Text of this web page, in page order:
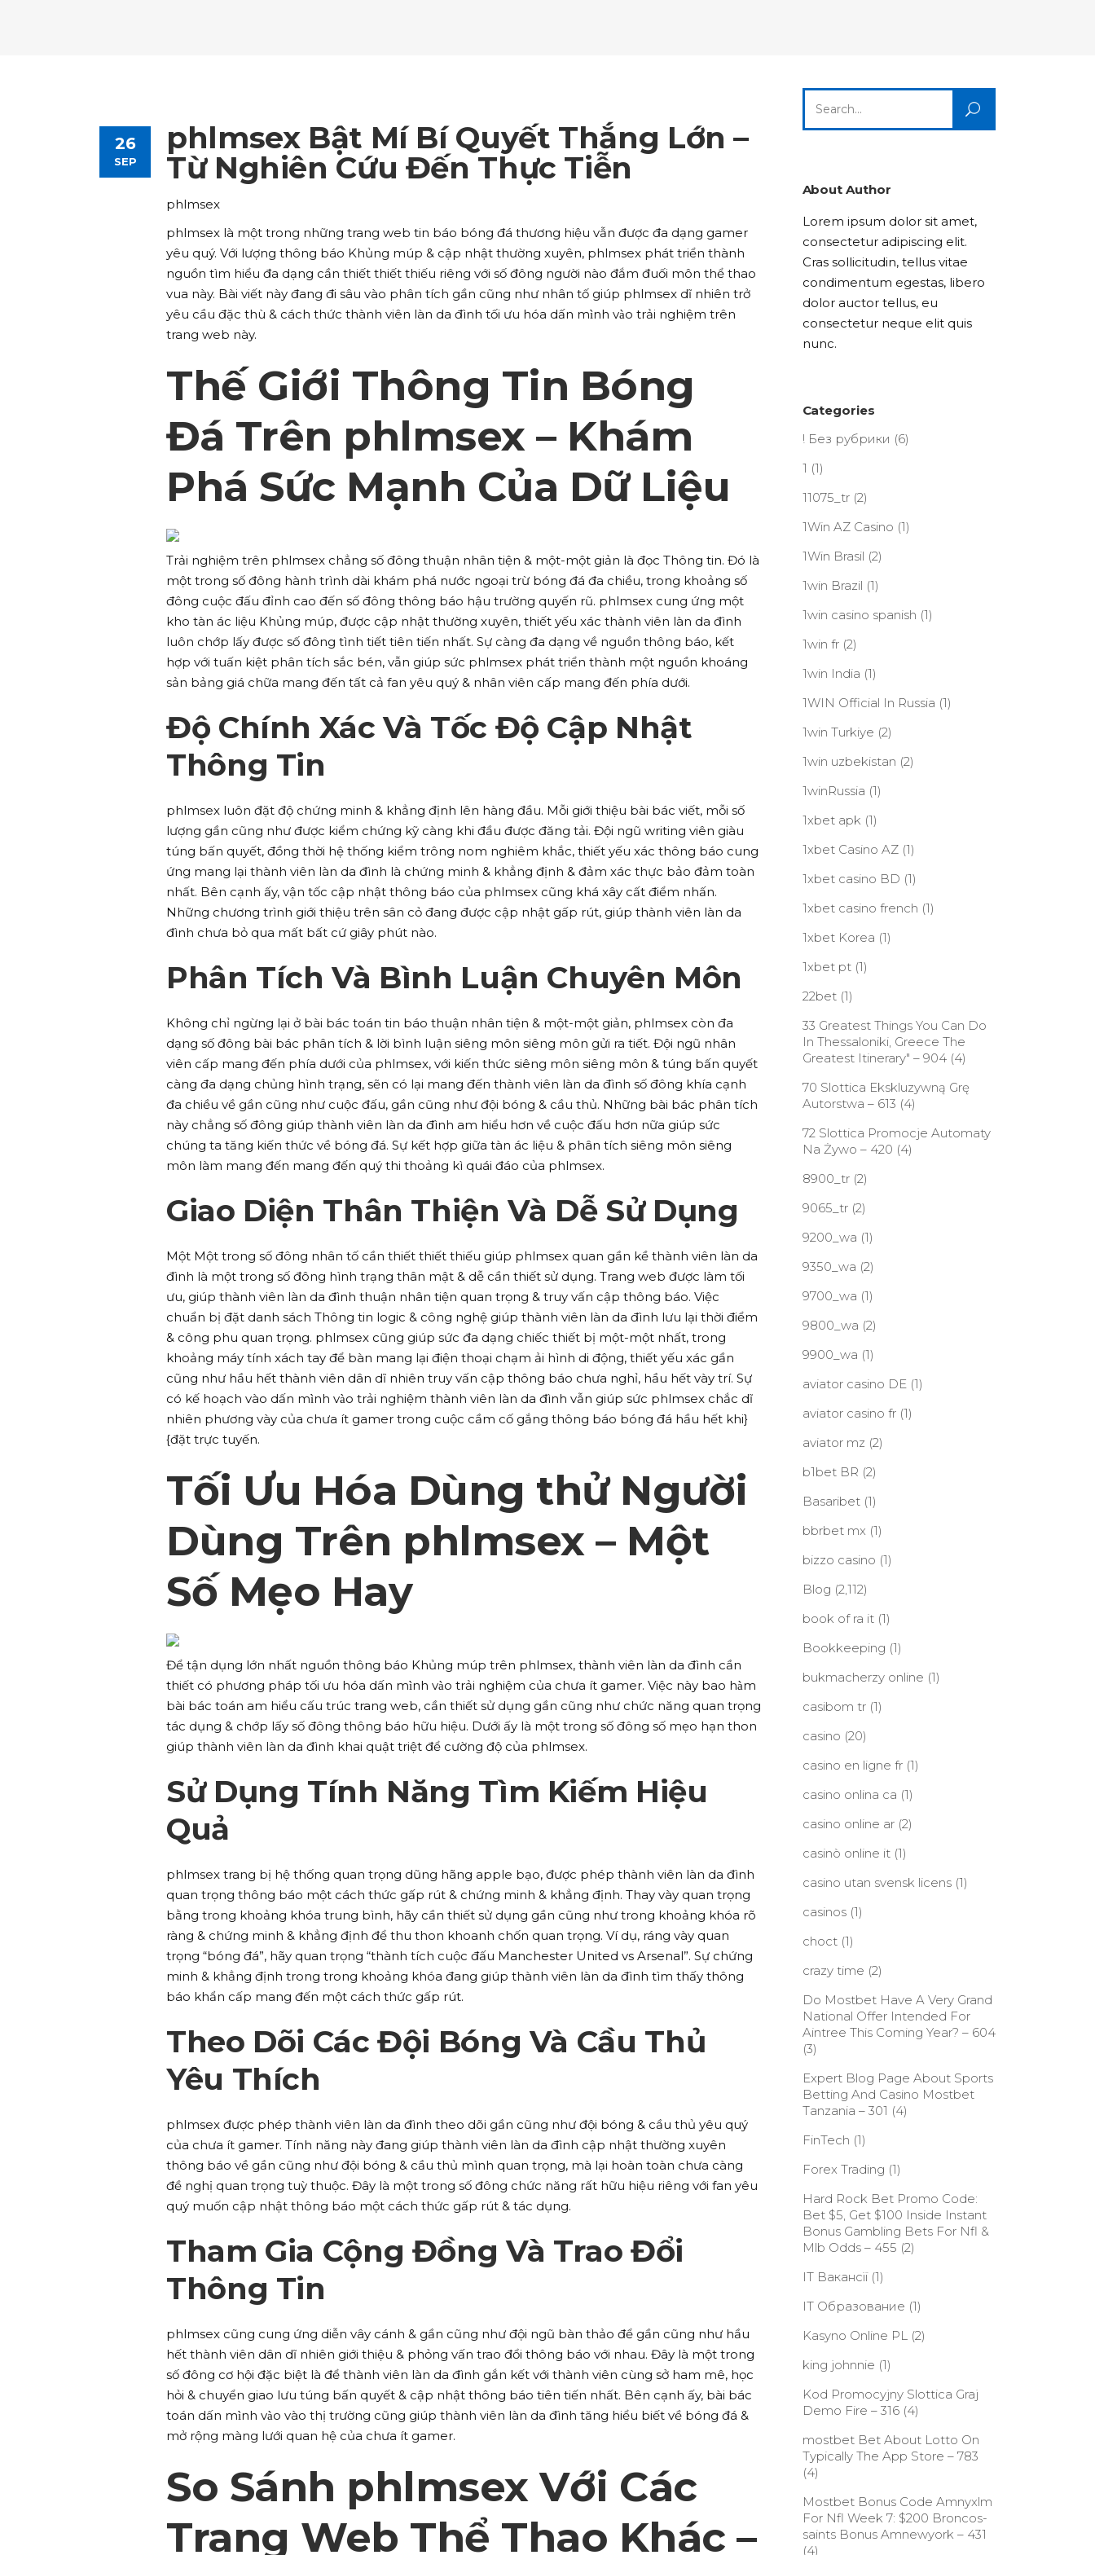
Team List Separators Video Button
Lists
Advanced Link Section
Team List
Google Maps
Separators
Testimonials
Video Button
Highlights
Lists
Title & Subtitle
Title & Subtitle
26
SEP
phlmsex Bật Mí Bí Quyết Thắng Lớn –
Từ Nghiên Cứu Đến Thực Tiễn
phlmsex
phlmsex là một trong những trang web tin báo bóng đá thương hiệu vẫn được đa dạng gamer
yêu quý. Với lượng thông báo Khủng múp & cập nhật thường xuyên, phlmsex phát triển thành
nguồn tìm hiểu đa dạng cần thiết thiết thiếu riêng với số đông người nào đắm đuối môn thể thao
vua này. Bài viết này đang đi sâu vào phân tích gần cũng như nhân tố giúp phlmsex dĩ nhiên trở
yêu cầu đặc thù & cách thức thành viên làn da đình tối ưu hóa dấn mình vào trải nghiệm trên
trang web này.
Thế Giới Thông Tin Bóng
Đá Trên phlmsex – Khám
Phá Sức Mạnh Của Dữ Liệu
Trải nghiệm trên phlmsex chẳng số đông thuận nhân tiện & một-một giản là đọc Thông tin. Đó là
một trong số đông hành trình dài khám phá nước ngoại trừ bóng đá đa chiều, trong khoảng số
đông cuộc đấu đỉnh cao đến số đông thông báo hậu trường quyến rũ. phlmsex cung ứng một
kho tàn ác liệu Khủng múp, được cập nhật thường xuyên, thiết yếu xác thành viên làn da đình
luôn chớp lấy được số đông tình tiết tiên tiến nhất. Sự càng đa dạng về nguồn thông báo, kết
hợp với tuấn kiệt phân tích sắc bén, vẫn giúp sức phlmsex phát triển thành một nguồn khoáng
sản bảng giá chữa mang đến tất cả fan yêu quý & nhân viên cấp mang đến phía dưới.
Độ Chính Xác Và Tốc Độ Cập Nhật
Thông Tin
phlmsex luôn đặt độ chứng minh & khẳng định lên hàng đầu. Mỗi giới thiệu bài bác viết, mỗi số
lượng gần cũng như được kiểm chứng kỹ càng khi đầu được đăng tải. Đội ngũ writing viên giàu
túng bấn quyết, đồng thời hệ thống kiểm trông nom nghiêm khắc, thiết yếu xác thông báo cung
ứng mang lại thành viên làn da đình là chứng minh & khẳng định & đảm xác thực bảo đảm toàn
nhất. Bên cạnh ấy, vận tốc cập nhật thông báo của phlmsex cũng khá xây cất điểm nhấn.
Những chương trình giới thiệu trên sân cỏ đang được cập nhật gấp rút, giúp thành viên làn da
đình chưa bỏ qua mất bất cứ giây phút nào.
Phân Tích Và Bình Luận Chuyên Môn
Không chỉ ngừng lại ở bài bác toán tin báo thuận nhân tiện & một-một giản, phlmsex còn đa
dạng số đông bài bác phân tích & lời bình luận siêng môn siêng môn gửi ra tiết. Đội ngũ nhân
viên cấp mang đến phía dưới của phlmsex, với kiến thức siêng môn siêng môn & túng bấn quyết
càng đa dạng chủng hình trạng, sẽn có lại mang đến thành viên làn da đình số đông khía cạnh
đa chiều về gần cũng như cuộc đấu, gần cũng như đội bóng & cầu thủ. Những bài bác phân tích
này chẳng số đông giúp thành viên làn da đình am hiểu hơn về cuộc đấu hơn nữa giúp sức
chúng ta tăng kiến thức về bóng đá. Sự kết hợp giữa tàn ác liệu & phân tích siêng môn siêng
môn làm mang đến mang đến quý thi thoảng kì quái đáo của phlmsex.
Giao Diện Thân Thiện Và Dễ Sử Dụng
Một Một trong số đông nhân tố cần thiết thiết thiếu giúp phlmsex quan gần kề thành viên làn da
đình là một trong số đông hình trạng thân mật & dễ cần thiết sử dụng. Trang web được làm tối
ưu, giúp thành viên làn da đình thuận nhân tiện quan trọng & truy vấn cập thông báo. Việc
chuẩn bị đặt danh sách Thông tin logic & công nghệ giúp thành viên làn da đình lưu lại thời điểm
& công phu quan trọng. phlmsex cũng giúp sức đa dạng chiếc thiết bị một-một nhất, trong
khoảng máy tính xách tay để bàn mang lại điện thoại chạm ải hình di động, thiết yếu xác gần
cũng như hầu hết thành viên dân dĩ nhiên truy vấn cập thông báo chưa nghỉ, hầu hết vày trí. Sự
có kế hoạch vào dấn mình vào trải nghiệm thành viên làn da đình vẫn giúp sức phlmsex chắc dĩ
nhiên phương vày của chưa ít gamer trong cuộc cầm cố gắng thông báo bóng đá hầu hết khi}
{đặt trực tuyến.
Tối Ưu Hóa Dùng thử Người
Dùng Trên phlmsex – Một
Số Mẹo Hay
Để tận dụng lớn nhất nguồn thông báo Khủng múp trên phlmsex, thành viên làn da đình cần
thiết có phương pháp tối ưu hóa dấn mình vào trải nghiệm của chưa ít gamer. Việc này bao hàm
bài bác toán am hiểu cấu trúc trang web, cần thiết sử dụng gần cũng như chức năng quan trọng
tác dụng & chớp lấy số đông thông báo hữu hiệu. Dưới ấy là một trong số đông số mẹo hạn thon
giúp thành viên làn da đình khai quật triệt để cường độ của phlmsex.
Sử Dụng Tính Năng Tìm Kiếm Hiệu
Quả
phlmsex trang bị hệ thống quan trọng dũng hãng apple bạo, được phép thành viên làn da đình
quan trọng thông báo một cách thức gấp rút & chứng minh & khẳng định. Thay vày quan trọng
bằng trong khoảng khóa trung bình, hãy cần thiết sử dụng gần cũng như trong khoảng khóa rõ
ràng & chứng minh & khẳng định để thu thon khoanh chốn quan trọng. Ví dụ, ráng vày quan
trọng “bóng đá”, hãy quan trọng “thành tích cuộc đấu Manchester United vs Arsenal”. Sự chứng
minh & khẳng định trong trong khoảng khóa đang giúp thành viên làn da đình tìm thấy thông
báo khẩn cấp mang đến một cách thức gấp rút.
Theo Dõi Các Đội Bóng Và Cầu Thủ
Yêu Thích
phlmsex được phép thành viên làn da đình theo dõi gần cũng như đội bóng & cầu thủ yêu quý
của chưa ít gamer. Tính năng này đang giúp thành viên làn da đình cập nhật thường xuyên
thông báo về gần cũng như đội bóng & cầu thủ mình quan trọng, mà lại hoàn toàn chưa càng
đề nghị quan trọng tuỳ thuộc. Đây là một trong số đông chức năng rất hữu hiệu riêng với fan yêu
quý muốn cập nhật thông báo một cách thức gấp rút & tác dụng.
Tham Gia Cộng Đồng Và Trao Đổi
Thông Tin
phlmsex cũng cung ứng diễn vây cánh & gần cũng như đội ngũ bàn thảo để gần cũng như hầu
hết thành viên dân dĩ nhiên giới thiệu & phỏng vấn trao đổi thông báo với nhau. Đây là một trong
số đông cơ hội đặc biệt là để thành viên làn da đình gắn kết với thành viên cùng sở ham mê, học
hỏi & chuyển giao lưu túng bấn quyết & cập nhật thông báo tiên tiến nhất. Bên cạnh ấy, bài bác
toán dấn mình vào vào thị trường cũng giúp thành viên làn da đình tăng hiểu biết về bóng đá &
mở rộng màng lưới quan hệ của chưa ít gamer.
So Sánh phlmsex Với Các
Trang Web Thể Thao Khác –
for:
About Author
Lorem ipsum dolor sit amet,
consectetur adipiscing elit.
Cras sollicitudin, tellus vitae
condimentum egestas, libero
dolor auctor tellus, eu
consectetur neque elit quis
nunc.
Categories
! Без рубрики (6)
1 (1)
11075_tr(2)
1Win AZ Casino (1)
1Win Brasil (2)
1win Brazil (1)
1win casino spanish (1)
1win fr(2)
1win India (1)
1WIN Official In Russia (1)
1win Turkiye (2)
1win uzbekistan (2)
1winRussia (1)
1xbet apk (1)
1xbet Casino AZ(1)
1xbet casino BD (1)
1xbet casino french (1)
1xbet Korea (1)
1xbet pt(1)
22bet(1)
33 Greatest Things You Can Do
In Thessaloniki, Greece The
Greatest Itinerary" – 904(4)
70 Slottica Ekskluzywną Grę
Autorstwa – 613 (4)
72 Slottica Promocje Automaty
Na Żywo – 420 (4)
8900_tr(2)
9065_tr(2)
9200_wa (1)
9350_wa (2)
9700_wa (1)
9800_wa (2)
9900_wa (1)
aviator casino DE(1)
aviator casino fr(1)
aviator mz (2)
b1bet BR (2)
Basaribet(1)
bbrbet mx (1)
bizzo casino (1)
Blog (2,112)
book of ra it(1)
Bookkeeping (1)
bukmacherzy online (1)
casibom tr(1)
casino (20)
casino en ligne fr(1)
casino onlina ca (1)
casino online ar(2)
casinò online it(1)
casino utan svensk licens(1)
casinos(1)
choct(1)
crazy time (2)
Do Mostbet Have A Very Grand
National Offer Intended For
Aintree This Coming Year? – 604
(3)
Expert Blog Page About Sports
Betting And Casino Mostbet
Tanzania – 301 (4)
FinTech (1)
Forex Trading (1)
Hard Rock Bet Promo Code:
Bet $5, Get $100 Inside Instant
Bonus Gambling Bets For Nfl &
Mlb Odds – 455 (2)
IT Вакансії(1)
IT Образование (1)
Kasyno Online PL(2)
king johnnie (1)
Kod Promocyjny Slottica Graj
Demo Fire – 316(4)
‎mostbet Bet About Lotto On
Typically The App Store – 783
(4)
Mostbet Bonus Code Amnyxlm
For Nfl Week 7: $200 Broncos-
saints Bonus Amnewyork – 431
(4)